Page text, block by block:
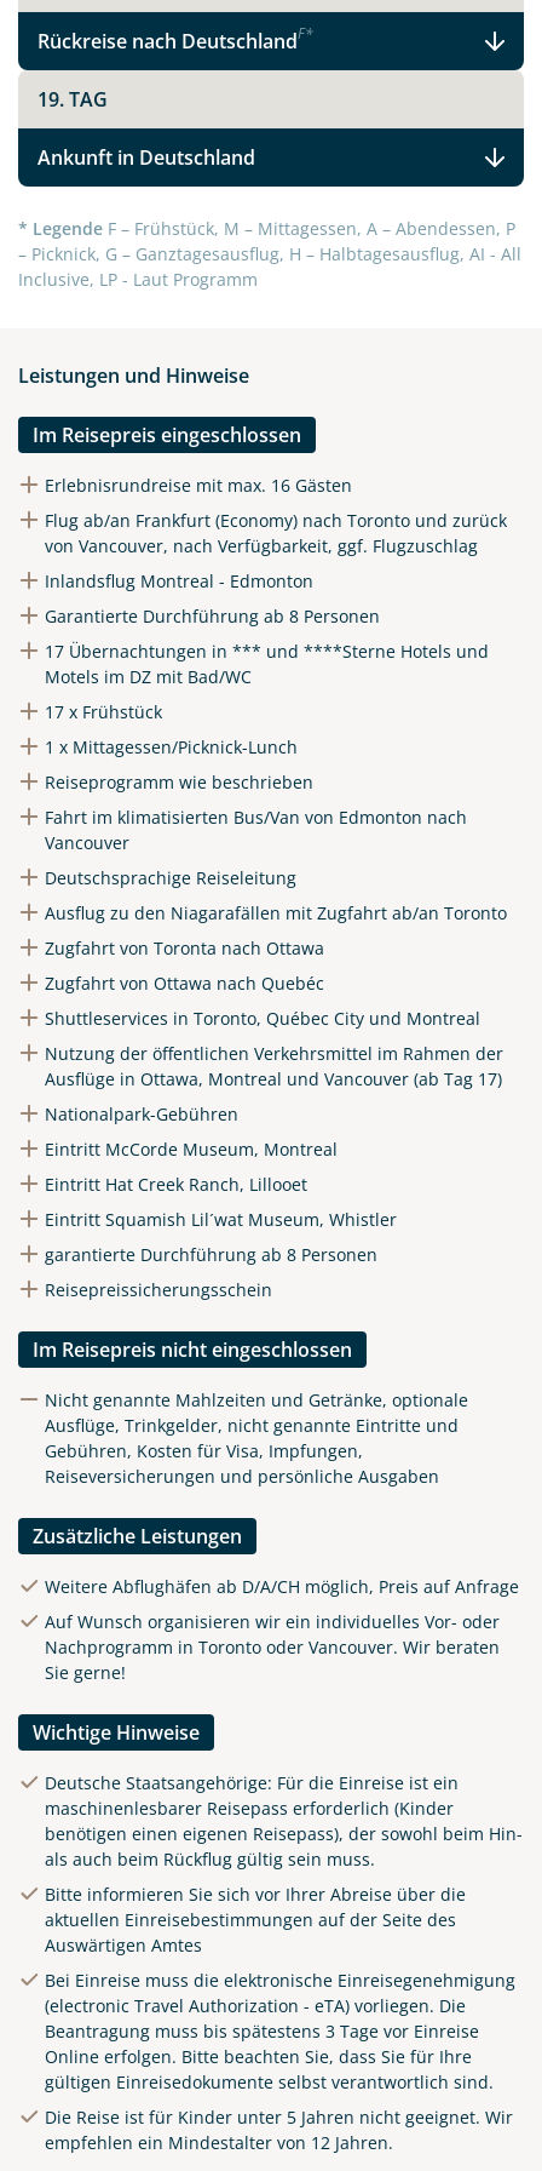
Kanada - Der Osten und der Westen
Facebook
Instagram
WhatsApp
per E-Mail senden
Link kopieren
Rückreise nach DeutschlandF*
19. TAG
Ankunft in Deutschland
* Legende F – Frühstück, M – Mittagessen, A – Abendessen, P
– Picknick, G – Ganztagesausflug, H – Halbtagesausflug, AI - All
Inclusive, LP - Laut Programm
Leistungen und Hinweise
Im Reisepreis eingeschlossen
Erlebnisrundreise mit max. 16 Gästen
Flug ab/an Frankfurt (Economy) nach Toronto und zurück
von Vancouver, nach Verfügbarkeit, ggf. Flugzuschlag
Inlandsflug Montreal - Edmonton
Garantierte Durchführung ab 8 Personen
17 Übernachtungen in *** und ****Sterne Hotels und
Motels im DZ mit Bad/WC
17 x Frühstück
1 x Mittagessen/Picknick-Lunch
Reiseprogramm wie beschrieben
Fahrt im klimatisierten Bus/Van von Edmonton nach
Vancouver
Deutschsprachige Reiseleitung
Ausflug zu den Niagarafällen mit Zugfahrt ab/an Toronto
Zugfahrt von Toronta nach Ottawa
Zugfahrt von Ottawa nach Quebéc
Shuttleservices in Toronto, Québec City und Montreal
Nutzung der öffentlichen Verkehrsmittel im Rahmen der
Ausflüge in Ottawa, Montreal und Vancouver (ab Tag 17)
Nationalpark-Gebühren
Eintritt McCorde Museum, Montreal
Eintritt Hat Creek Ranch, Lillooet
Eintritt Squamish Lil´wat Museum, Whistler
garantierte Durchführung ab 8 Personen
Reisepreissicherungsschein
Im Reisepreis nicht eingeschlossen
Nicht genannte Mahlzeiten und Getränke, optionale
Ausflüge, Trinkgelder, nicht genannte Eintritte und
Gebühren, Kosten für Visa, Impfungen,
Reiseversicherungen und persönliche Ausgaben
Zusätzliche Leistungen
Weitere Abflughäfen ab D/A/CH möglich, Preis auf Anfrage
Auf Wunsch organisieren wir ein individuelles Vor- oder
Nachprogramm in Toronto oder Vancouver. Wir beraten
Sie gerne!
Wichtige Hinweise
Deutsche Staatsangehörige: Für die Einreise ist ein
maschinenlesbarer Reisepass erforderlich (Kinder
benötigen einen eigenen Reisepass), der sowohl beim Hin-
als auch beim Rückflug gültig sein muss.
Bitte informieren Sie sich vor Ihrer Abreise über die
aktuellen Einreisebestimmungen auf der Seite des
Auswärtigen Amtes
Bei Einreise muss die elektronische Einreisegenehmigung
(electronic Travel Authorization - eTA) vorliegen. Die
Beantragung muss bis spätestens 3 Tage vor Einreise
Online erfolgen. Bitte beachten Sie, dass Sie für Ihre
gültigen Einreisedokumente selbst verantwortlich sind.
Die Reise ist für Kinder unter 5 Jahren nicht geeignet. Wir
empfehlen ein Mindestalter von 12 Jahren.